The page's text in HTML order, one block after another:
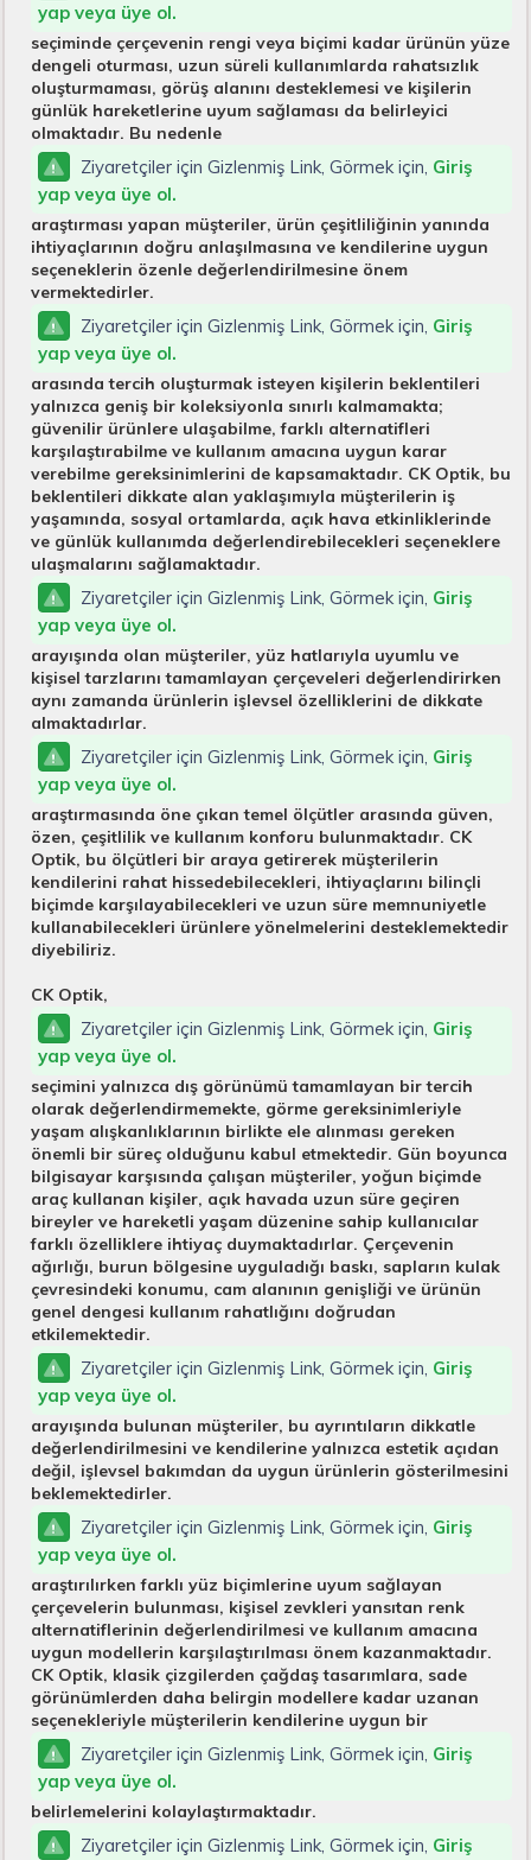
yap veya üye ol.
seçiminde çerçevenin rengi veya biçimi kadar ürünün yüze
dengeli oturması, uzun süreli kullanımlarda rahatsızlık
oluşturmaması, görüş alanını desteklemesi ve kişilerin
günlük hareketlerine uyum sağlaması da belirleyici
olmaktadır. Bu nedenle
Ziyaretçiler için Gizlenmiş Link, Görmek için, Giriş
yap veya üye ol.
araştırması yapan müşteriler, ürün çeşitliliğinin yanında
ihtiyaçlarının doğru anlaşılmasına ve kendilerine uygun
seçeneklerin özenle değerlendirilmesine önem
vermektedirler.
Ziyaretçiler için Gizlenmiş Link, Görmek için, Giriş
yap veya üye ol.
arasında tercih oluşturmak isteyen kişilerin beklentileri
yalnızca geniş bir koleksiyonla sınırlı kalmamakta;
güvenilir ürünlere ulaşabilme, farklı alternatifleri
karşılaştırabilme ve kullanım amacına uygun karar
verebilme gereksinimlerini de kapsamaktadır. CK Optik, bu
beklentileri dikkate alan yaklaşımıyla müşterilerin iş
yaşamında, sosyal ortamlarda, açık hava etkinliklerinde
ve günlük kullanımda değerlendirebilecekleri seçeneklere
ulaşmalarını sağlamaktadır.
Ziyaretçiler için Gizlenmiş Link, Görmek için, Giriş
yap veya üye ol.
arayışında olan müşteriler, yüz hatlarıyla uyumlu ve
kişisel tarzlarını tamamlayan çerçeveleri değerlendirirken
aynı zamanda ürünlerin işlevsel özelliklerini de dikkate
almaktadırlar.
Ziyaretçiler için Gizlenmiş Link, Görmek için, Giriş
yap veya üye ol.
araştırmasında öne çıkan temel ölçütler arasında güven,
özen, çeşitlilik ve kullanım konforu bulunmaktadır. CK
Optik, bu ölçütleri bir araya getirerek müşterilerin
kendilerini rahat hissedebilecekleri, ihtiyaçlarını bilinçli
biçimde karşılayabilecekleri ve uzun süre memnuniyetle
kullanabilecekleri ürünlere yönelmelerini desteklemektedir
diyebiliriz.
CK Optik,
Ziyaretçiler için Gizlenmiş Link, Görmek için, Giriş
yap veya üye ol.
seçimini yalnızca dış görünümü tamamlayan bir tercih
olarak değerlendirmemekte, görme gereksinimleriyle
yaşam alışkanlıklarının birlikte ele alınması gereken
önemli bir süreç olduğunu kabul etmektedir. Gün boyunca
bilgisayar karşısında çalışan müşteriler, yoğun biçimde
araç kullanan kişiler, açık havada uzun süre geçiren
bireyler ve hareketli yaşam düzenine sahip kullanıcılar
farklı özelliklere ihtiyaç duymaktadırlar. Çerçevenin
ağırlığı, burun bölgesine uyguladığı baskı, sapların kulak
çevresindeki konumu, cam alanının genişliği ve ürünün
genel dengesi kullanım rahatlığını doğrudan
etkilemektedir.
Ziyaretçiler için Gizlenmiş Link, Görmek için, Giriş
yap veya üye ol.
arayışında bulunan müşteriler, bu ayrıntıların dikkatle
değerlendirilmesini ve kendilerine yalnızca estetik açıdan
değil, işlevsel bakımdan da uygun ürünlerin gösterilmesini
beklemektedirler.
Ziyaretçiler için Gizlenmiş Link, Görmek için, Giriş
yap veya üye ol.
araştırılırken farklı yüz biçimlerine uyum sağlayan
çerçevelerin bulunması, kişisel zevkleri yansıtan renk
alternatiflerinin değerlendirilmesi ve kullanım amacına
uygun modellerin karşılaştırılması önem kazanmaktadır.
CK Optik, klasik çizgilerden çağdaş tasarımlara, sade
görünümlerden daha belirgin modellere kadar uzanan
seçenekleriyle müşterilerin kendilerine uygun bir
Ziyaretçiler için Gizlenmiş Link, Görmek için, Giriş
yap veya üye ol.
belirlemelerini kolaylaştırmaktadır.
Ziyaretçiler için Gizlenmiş Link, Görmek için, Giriş